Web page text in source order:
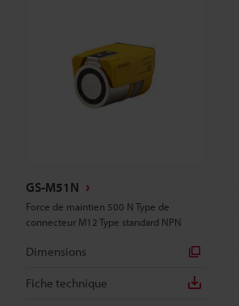
GS-M51N
Force de maintien 500 N Type de
connecteur M12 Type standard NPN
Dimensions
Fiche technique